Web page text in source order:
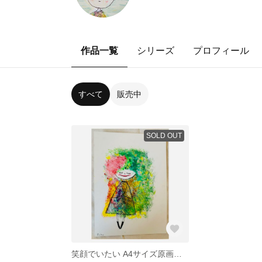
作品一覧 シリーズ プロフィール
すべて 販売中
SOLD OUT